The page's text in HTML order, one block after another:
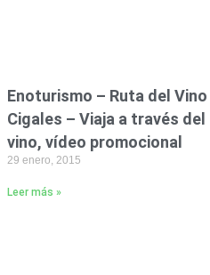
Enoturismo – Ruta del Vino
Cigales – Viaja a través del
vino, vídeo promocional
29 enero, 2015
Leer más »